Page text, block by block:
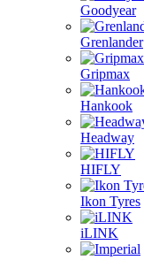
Goodyear
Grenlander
Gripmax
Hankook
Headway
HIFLY
Ikon Tyres
iLINK